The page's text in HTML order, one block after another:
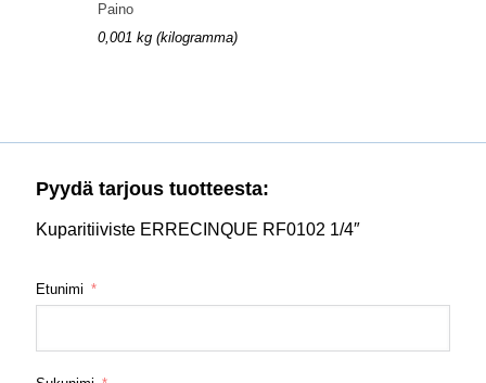
Paino
0,001 kg (kilogramma)
Pyydä tarjous tuotteesta:
Kuparitiiviste ERRECINQUE RF0102 1/4″
Etunimi